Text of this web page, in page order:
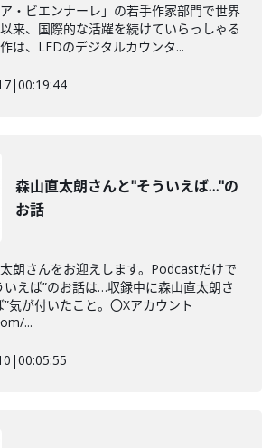
・ビエンナーレ」の若手作家部門で世界
来、国際的な活躍を続けていらっしゃる
は、LEDのデジタルカウンタ...
|00:19:44
森山直太朗さんと"そういえば…"の
お話
朗さんをお迎えします。Podcastだけで
いえば”のお話は…収録中に森山直太朗さ
”気が付いたこと。〇Xアカウント
...
|00:05:55